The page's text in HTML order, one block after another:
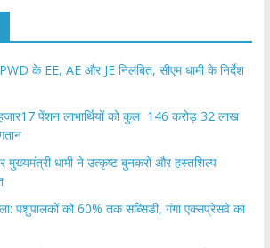
के EE, AE और JE निलंबित, सीएम धामी के निर्देश
पेंशन लाभार्थियों को कुल 146 करोड़ 32 लाख
मुख्यमंत्री धामी ने उत्कृष्ट बुनकरों और हस्तशिल्प
पशुपालकों को 60% तक सब्सिडी, गंगा एक्सप्रेसवे का